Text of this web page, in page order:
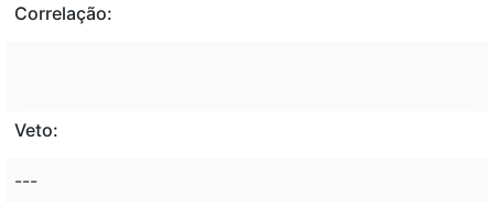
Correlação:
Veto:
---